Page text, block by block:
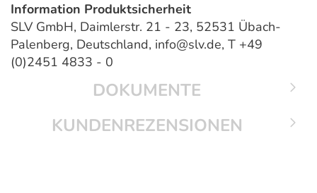
Information Produktsicherheit
SLV GmbH, Daimlerstr. 21 - 23, 52531 Übach-
Palenberg, Deutschland, info@slv.de, T +49
(0)2451 4833 - 0
DOKUMENTE
KUNDENREZENSIONEN